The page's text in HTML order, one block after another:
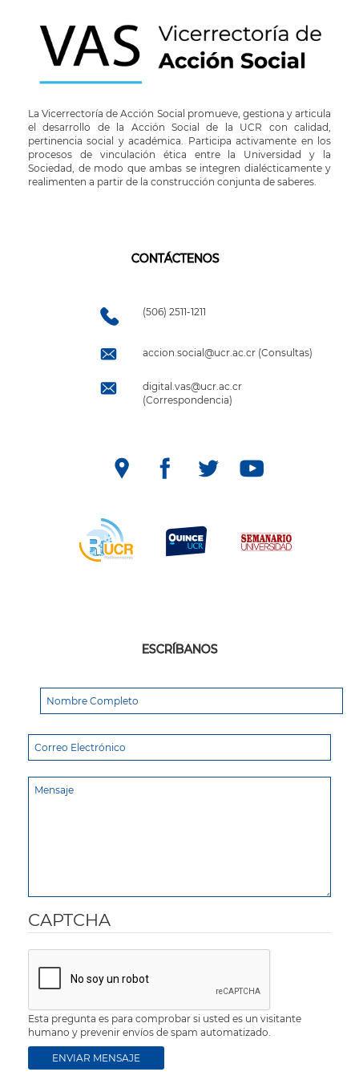
La Vicerrectoría de Acción Social promueve, gestiona y articula
el desarrollo de la Acción Social de la UCR con calidad,
pertinencia social y académica. Participa activamente en los
procesos de vinculación ética entre la Universidad y la
Sociedad, de modo que ambas se integren dialécticamente y
realimenten a partir de la construcción conjunta de saberes.
CONTÁCTENOS
(506) 2511-1211
accion.social@ucr.ac.cr (Consultas)
digital.vas@ucr.ac.cr
(Correspondencia)
ESCRÍBANOS
CAPTCHA
Esta pregunta es para comprobar si usted es un visitante
humano y prevenir envíos de spam automatizado.